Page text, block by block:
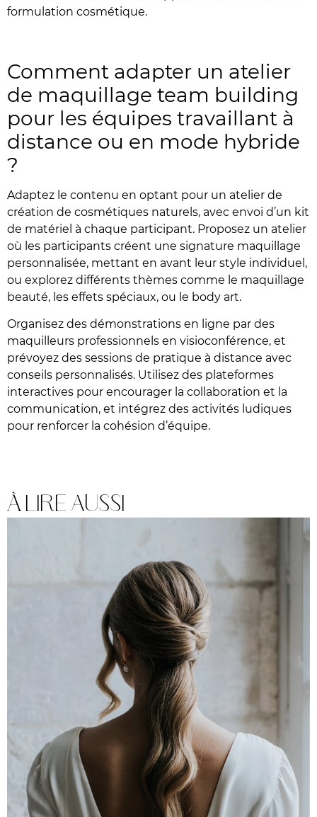
formulation cosmétique.
Comment adapter un atelier
de maquillage team building
pour les équipes travaillant à
distance ou en mode hybride
?
Adaptez le contenu en optant pour un atelier de
création de cosmétiques naturels, avec envoi d’un kit
de matériel à chaque participant. Proposez un atelier
où les participants créent une signature maquillage
personnalisée, mettant en avant leur style individuel,
ou explorez différents thèmes comme le maquillage
beauté, les effets spéciaux, ou le body art.
Organisez des démonstrations en ligne par des
maquilleurs professionnels en visioconférence, et
prévoyez des sessions de pratique à distance avec
conseils personnalisés. Utilisez des plateformes
interactives pour encourager la collaboration et la
communication, et intégrez des activités ludiques
pour renforcer la cohésion d’équipe.
À lire aussi